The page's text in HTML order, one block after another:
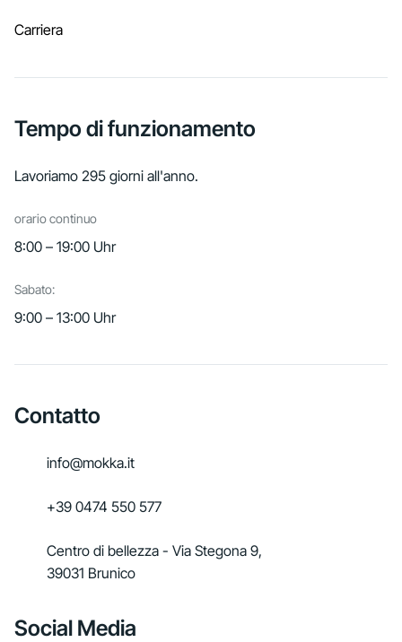
Carriera
Tempo di funzionamento
Lavoriamo 295 giorni all'anno.
orario continuo
8:00 – 19:00 Uhr
Sabato:
9:00 – 13:00 Uhr
Contatto
info@mokka.it
+39 0474 550 577
Centro di bellezza - Via Stegona 9,
39031 Brunico
Social Media